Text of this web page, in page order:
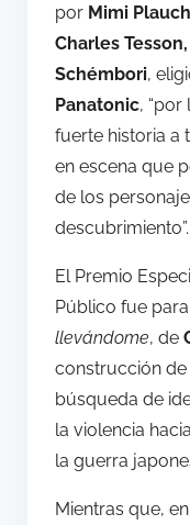
por Mimi
Charles
Schémbori,
Panatonic,
fuerte historia a
en escena que
de los
descubrimiento”.
El Premio
Público fue para
llevándome, de
construcción
búsqueda de
la violencia
la guerra
Mientras que,